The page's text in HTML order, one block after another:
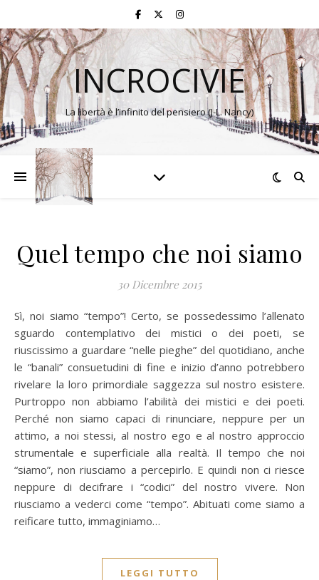
INCROCIVIE
La libertà è l’infinito del pensiero (J-L. Nancy)
Quel tempo che noi siamo
30 Dicembre 2015
Sì, noi siamo “tempo”! Certo, se possedessimo l’allenato
sguardo contemplativo dei mistici o dei poeti, se
riuscissimo a guardare “nelle pieghe” del quotidiano, anche
le “banali” consuetudini di fine e inizio d’anno potrebbero
rivelare la loro primordiale saggezza sul nostro esistere.
Purtroppo non abbiamo l’abilità dei mistici e dei poeti.
Perché non siamo capaci di rinunciare, neppure per un
attimo, a noi stessi, al nostro ego e al nostro approccio
strumentale e superficiale alla realtà. Il tempo che noi
“siamo”, non riusciamo a percepirlo. E quindi non ci riesce
neppure di decifrare i “codici” del nostro vivere. Non
riusciamo a vederci come “tempo”. Abituati come siamo a
reificare tutto, immaginiamo…
LEGGI TUTTO